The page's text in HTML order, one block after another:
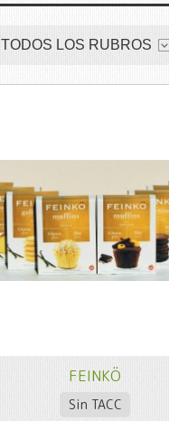
TODOS LOS RUBROS
FEINKÖ
Sin TACC